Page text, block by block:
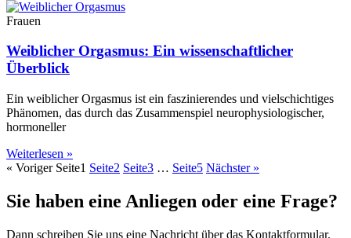
Frauen
Weiblicher Orgasmus: Ein wissenschaftlicher
Überblick
Ein weiblicher Orgasmus ist ein faszinierendes und vielschichtiges
Phänomen, das durch das Zusammenspiel neurophysiologischer,
hormoneller
Weiterlesen »
« Voriger Seite1 Seite2 Seite3 … Seite5 Nächster »
Sie haben eine Anliegen oder eine Frage?
Dann schreiben Sie uns eine Nachricht über das Kontaktformular.